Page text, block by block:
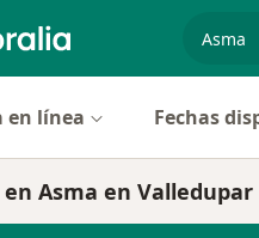
en línea Fechas
en Asma en Valledupar